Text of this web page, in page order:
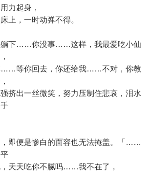
力起身，
上，一时动弹不得。
下……你没事……这样，我最爱吃小仙
……等你回去，你还给我……不对，你教
挤出一丝微笑，努力压制住悲哀，泪水
便是惨白的面容也无法掩盖。「……
天天吃你不腻吗……我不在了，